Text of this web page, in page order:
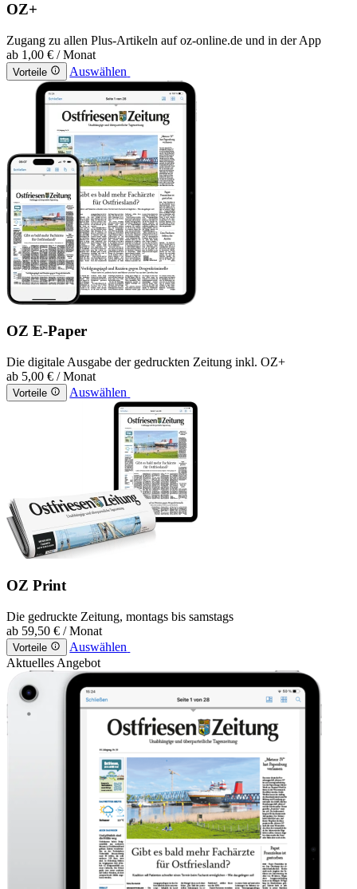
OZ+
Zugang zu allen Plus-Artikeln auf oz-online.de und in der App
ab 1,00 € / Monat
Vorteile Auswählen
OZ E-Paper
Die digitale Ausgabe der gedruckten Zeitung inkl. OZ+
ab 5,00 € / Monat
Vorteile Auswählen
OZ Print
Die gedruckte Zeitung, montags bis samstags
ab 59,50 € / Monat
Vorteile
Auswählen
Aktuelles Angebot